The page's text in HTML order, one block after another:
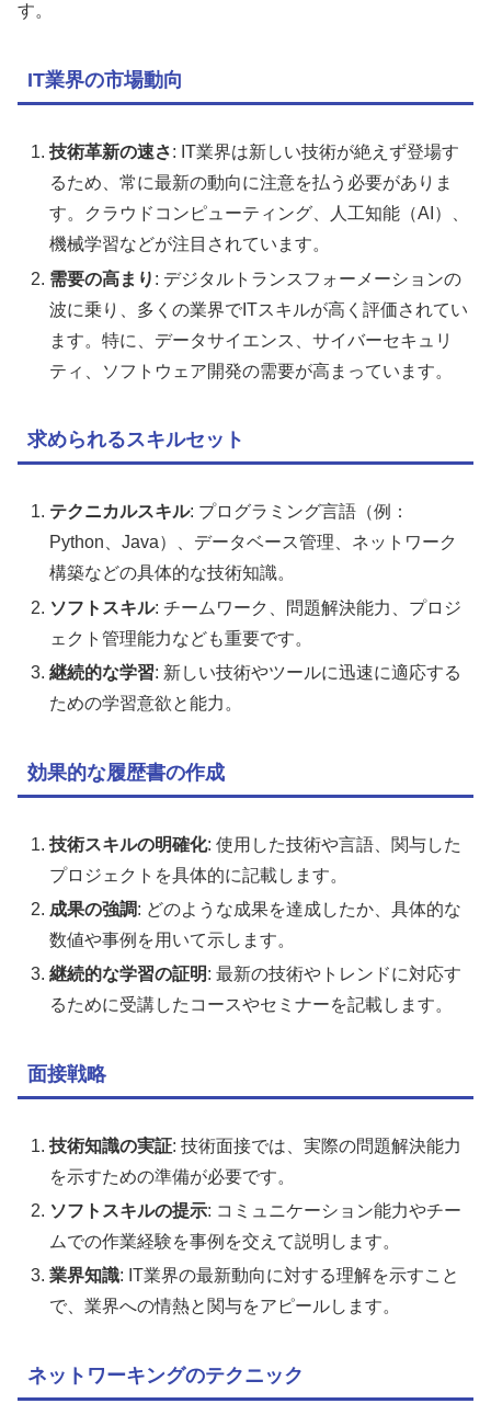
す。
IT業界の市場動向
技術革新の速さ: IT業界は新しい技術が絶えず登場す
るため、常に最新の動向に注意を払う必要がありま
す。クラウドコンピューティング、人工知能（AI）、
機械学習などが注目されています。
需要の高まり : デジタルトランスフォーメーションの
波に乗り、多くの業界でITスキルが高く評価されてい
ます。特に、データサイエンス、サイバーセキュリ
ティ、ソフトウェア開発の需要が高まっています。
求められるスキルセット
テクニカルスキル: プログラミング言語（例：
Python、Java）、データベース管理、ネットワーク
構築などの具体的な技術知識。
ソフトスキル: チームワーク、問題解決能力、プロジ
ェクト管理能力なども重要です。
継続的な学習: 新しい技術やツールに迅速に適応する
ための学習意欲と能力。
効果的な履歴書の作成
技術スキルの明確化: 使用した技術や言語、関与した
プロジェクトを具体的に記載します。
成果の強調: どのような成果を達成したか、具体的な
数値や事例を用いて示します。
継続的な学習の証明: 最新の技術やトレンドに対応す
るために受講したコースやセミナーを記載します。
面接戦略
技術知識の実証: 技術面接では、実際の問題解決能力
を示すための準備が必要です。
ソフトスキルの提示: コミュニケーション能力やチー
ムでの作業経験を事例を交えて説明します。
業界知識: IT業界の最新動向に対する理解を示すこと
で、業界への情熱と関与をアピールします。
ネットワーキングのテクニック